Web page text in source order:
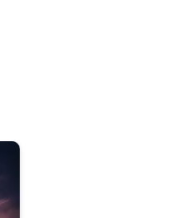
facts om lyn. . .